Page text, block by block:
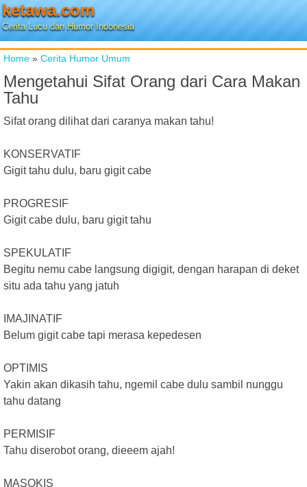
ketawa.com
Cerita Lucu dan Humor Indonesia
Home » Cerita Humor Umum
Mengetahui Sifat Orang dari Cara Makan
Tahu
Sifat orang dilihat dari caranya makan tahu!
KONSERVATIF
Gigit tahu dulu, baru gigit cabe
PROGRESIF
Gigit cabe dulu, baru gigit tahu
SPEKULATIF
Begitu nemu cabe langsung digigit, dengan harapan di deket
situ ada tahu yang jatuh
IMAJINATIF
Belum gigit cabe tapi merasa kepedesen
OPTIMIS
Yakin akan dikasih tahu, ngemil cabe dulu sambil nunggu
tahu datang
PERMISIF
Tahu diserobot orang, dieeem ajah!
MASOKIS